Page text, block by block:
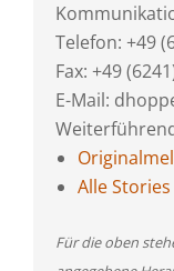
Telefon: +49
Fax: +49
E-Mail:
Alle
Für die oben